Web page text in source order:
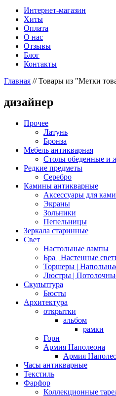
Интернет-магазин
Хиты
Оплата
О нас
Отзывы
Блог
Контакты
Главная //Товары из "Метки
дизайнер
Прочее
Латунь
Бронза
Мебель антикварная
Столы обеденные и
Редкие предметы
Серебро
Камины антикварные
Аксессуары для
Экраны
Зольники
Пепельницы
Зеркала старинные
Свет
Настольные лампы
Бра | Настенные
Торшеры |
Люстры |
Скульптура
Бюсты
Архитектура
открытки
альбом
рамки
Горн
Армия Наполеона
Армия
Часы антикварные
Текстиль
Фарфор
Коллекционные